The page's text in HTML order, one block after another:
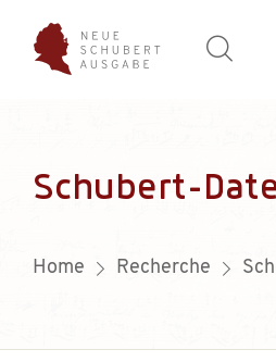
Schubert-
Home Recherche